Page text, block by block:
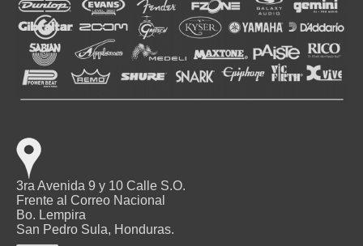
3ra Avenida 9 y 10 Calle S.O.
Frente al Correo Nacional
Bo. Lempira
San Pedro Sula, Honduras.